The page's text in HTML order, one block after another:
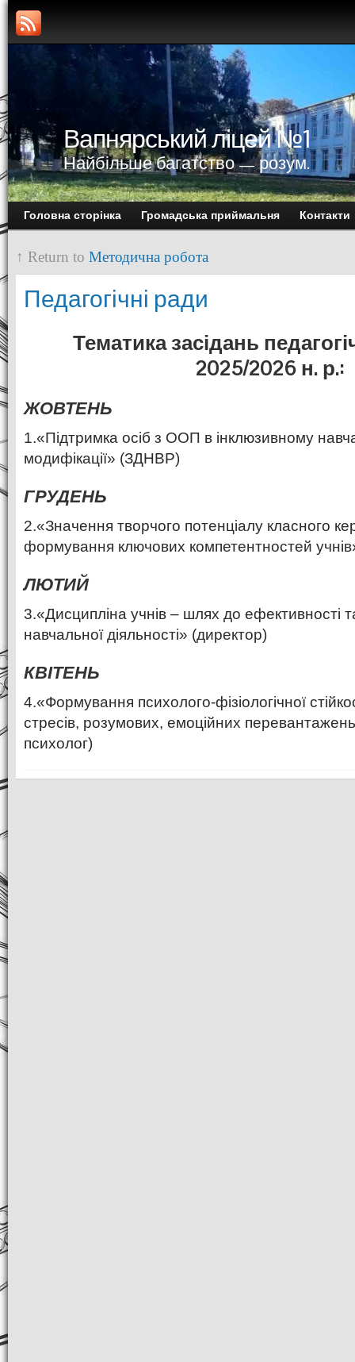
Вапнярський ліцей №1
Найбільше багатство — розум.
Головна сторінка Громадська приймальня Контакти
↑ Return to Методична робота
Педагогічні ради
Тематика засідань
2025/2026 н. р.:
ЖОВТЕНЬ
1.«Підтримка осіб з ООП в інклюзивному
модифікації» (ЗДНВР)
ГРУДЕНЬ
2.«Значення творчого потенціалу класного
формування ключових компетентностей
ЛЮТИЙ
3.«Дисципліна учнів – шлях до ефективності
навчальної діяльності» (директор)
КВІТЕНЬ
4.«Формування психолого-фізіологічної
стресів, розумових, емоційних
психолог)